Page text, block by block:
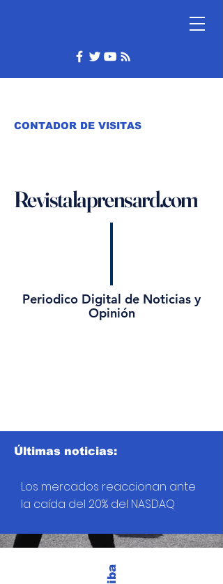
CONTADOR DE VISITAS
Revistalaprensard.com
Periodico Digital de Noticias y
Opinión
Últimas noticias:
Los mercados reaccionan ante
la caída del 20% del NASDAQ